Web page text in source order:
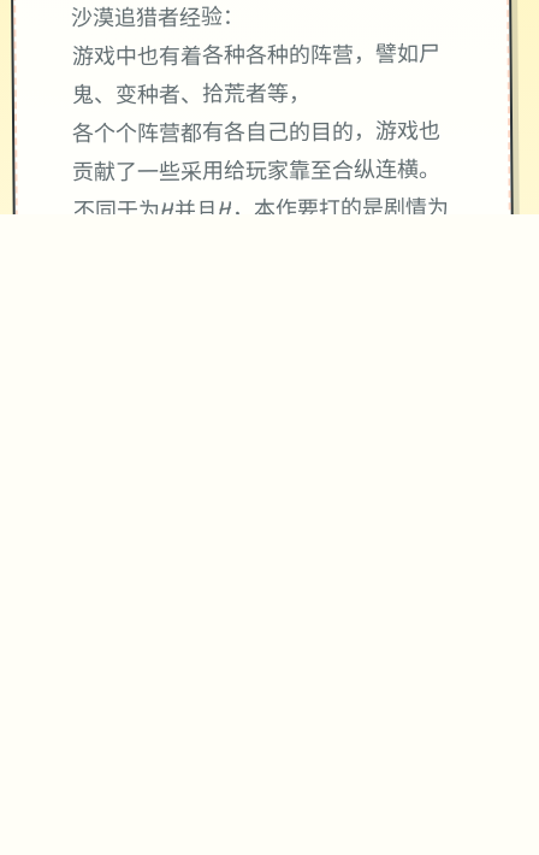
沙漠追猎者经验：
游戏中也有着各种各种的阵营，譬如尸
鬼、变种者、拾荒者等，
各个个阵营都有各自己的目的，游戏也
贡献了一些采用给玩家靠至合纵连横。
不同于为H并且H，本作要打的是剧情为